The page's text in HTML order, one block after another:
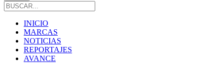
INICIO
MARCAS
NOTICIAS
REPORTAJES
AVANCE